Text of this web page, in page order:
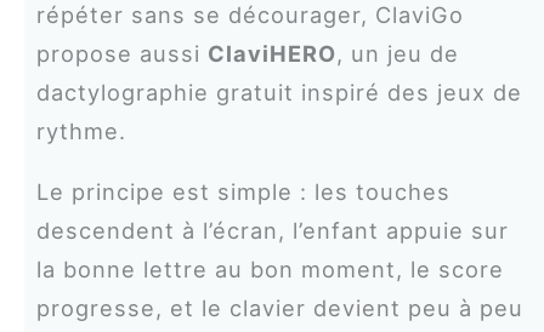
répéter sans se décourager, ClaviGo
propose aussi ClaviHERO, un jeu de
dactylographie gratuit inspiré des jeux de
rythme.
Le principe est simple : les touches
descendent à l’écran, l’enfant appuie sur
la bonne lettre au bon moment, le score
progresse, et le clavier devient peu à peu